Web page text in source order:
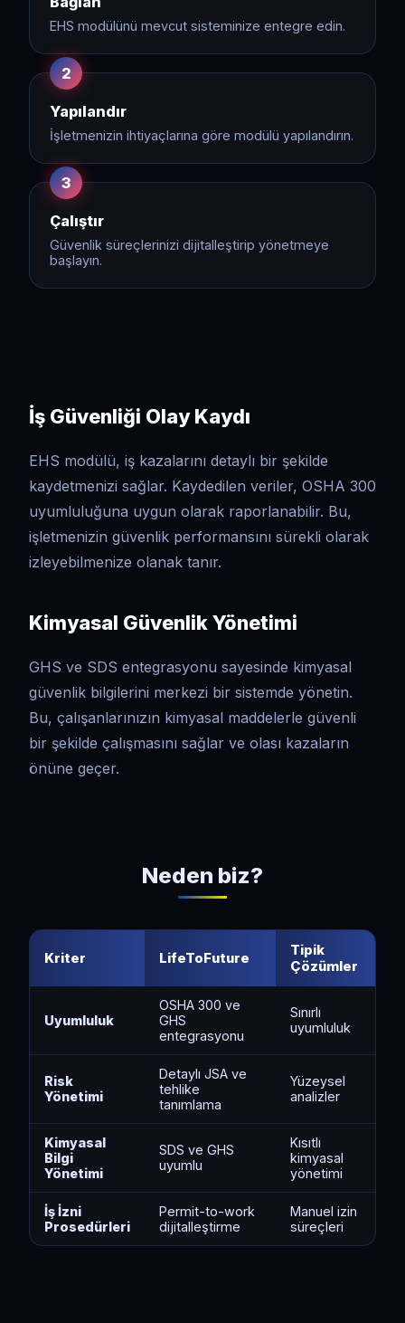
EHS modülünü mevcut sisteminize entegre edin.
2
Yapılandır
İşletmenizin ihtiyaçlarına göre modülü yapılandırın.
3
Çalıştır
Güvenlik süreçlerinizi dijitalleştirip yönetmeye
başlayın.
İş Güvenliği Olay Kaydı
EHS modülü, iş kazalarını detaylı bir şekilde
kaydetmenizi sağlar. Kaydedilen veriler, OSHA 300
uyumluluğuna uygun olarak raporlanabilir. Bu,
işletmenizin güvenlik performansını sürekli olarak
izleyebilmenize olanak tanır.
Kimyasal Güvenlik Yönetimi
GHS ve SDS entegrasyonu sayesinde kimyasal
güvenlik bilgilerini merkezi bir sistemde yönetin.
Bu, çalışanlarınızın kimyasal maddelerle güvenli
bir şekilde çalışmasını sağlar ve olası kazaların
önüne geçer.
Neden biz?
Kriter LifeToFuture
Tipik
Çözümler
Uyumluluk
OSHA 300 ve
GHS
entegrasyonu
Sınırlı
uyumluluk
Risk
Yönetimi
Detaylı JSA ve
tehlike
tanımlama
Yüzeysel
analizler
Kimyasal
Bilgi
Yönetimi
SDS ve GHS
uyumlu
Kısıtlı
kimyasal
yönetimi
İş İzni
Prosedürleri
Permit-to-work
dijitalleştirme
Manuel izin
süreçleri